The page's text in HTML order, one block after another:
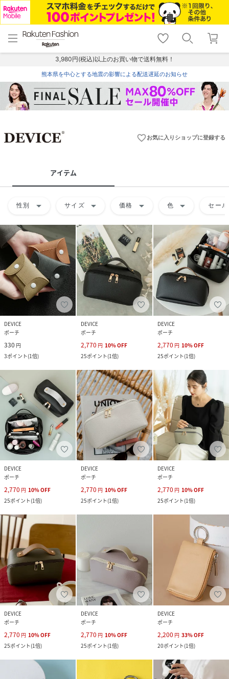
menu home
トップ
shopping_cart lock_outline
ログイン
3,980円(税込)以上のお買い物で送料無料！
熊本県を中心とする地震の影響による配送遅延のお知らせ
favorite_borderお気に入りショップに登録する
アイテム
性別 arrow_drop_down サイズ arrow_drop_down 価格 arrow_drop_down 色 arrow_drop_down セール
DEVICE
ポーチ
330 円
3ポイント(1倍)
DEVICE
ポーチ
2,770 円 10%OFF
25ポイント(1倍)
DEVICE
ポーチ
2,770 円 10%OFF
25ポイント(1倍)
DEVICE
ポーチ
2,770 円 10%OFF
25ポイント(1倍)
DEVICE
ポーチ
2,770 円 10%OFF
25ポイント(1倍)
DEVICE
ポーチ
2,770 円 10%OFF
25ポイント(1倍)
DEVICE
ポーチ
2,770 円 10%OFF
25ポイント(1倍)
DEVICE
ポーチ
2,770 円 10%OFF
25ポイント(1倍)
DEVICE
ポーチ
2,200 円 33%OFF
20ポイント(1倍)